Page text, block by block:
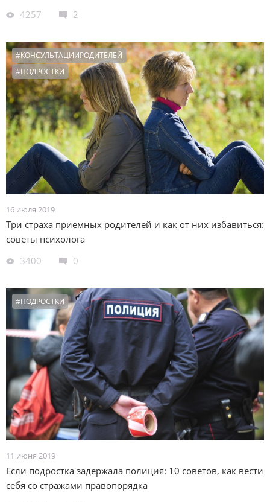
4257
2
#КОНСУЛЬТАЦИИРОДИТЕЛЕЙ
#ПОДРОСТКИ
16 июля 2019
Три страха приемных родителей и как от них избавиться:
советы психолога
3400
0
#ПОДРОСТКИ
11 июня 2019
Если подростка задержала полиция: 10 советов, как вести
себя со стражами правопорядка